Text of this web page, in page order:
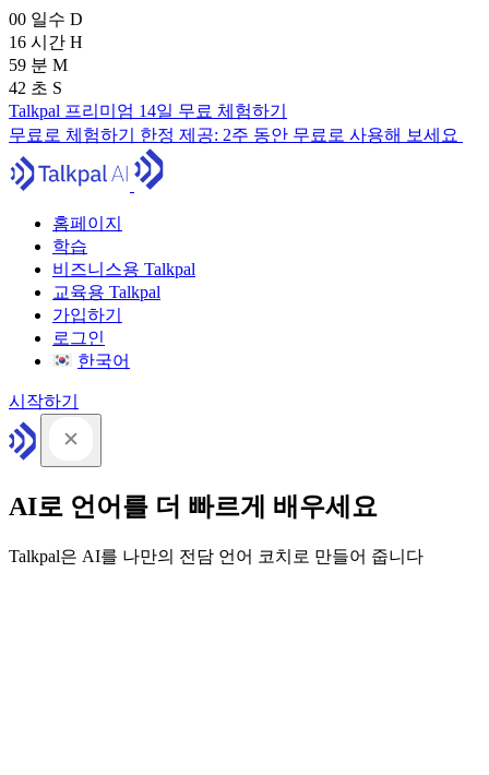
00 일수 D
16 시간 H
59 분 M
41 초 S
Talkpal 프리미엄 14일 무료 체험하기
무료로 체험하기 한정 제공: 2주 동안 무료로 사용해 보세요
홈페이지
학습
비즈니스용 Talkpal
교육용 Talkpal
가입하기
로그인
한국어
시작하기
AI로 언어를 더 빠르게 배우세요
Talkpal은 AI를 나만의 전담 언어 코치로 만들어 줍니다